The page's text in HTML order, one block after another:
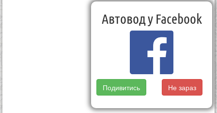
Автовод у Facebook
Подивитись Не зараз